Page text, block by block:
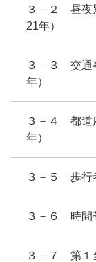
３－２ 昼夜
21年）
３－３ 交通
年）
３－４ 都道
年）
３－５ 歩行
３－６ 時間
３－７ 第１